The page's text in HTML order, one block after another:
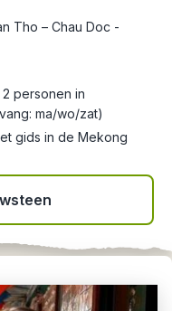
Tho – Chau Doc -
personen in
ma/wo/zat)
gids in de Mekong